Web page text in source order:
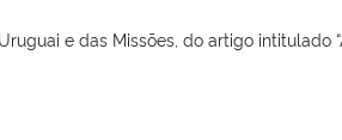
e das Missões, do artigo intitulado